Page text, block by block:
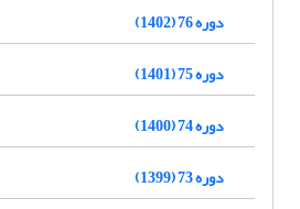
دوره 76 (1402)
دوره 75 (1401)
دوره 74 (1400)
دوره 73 (1399)